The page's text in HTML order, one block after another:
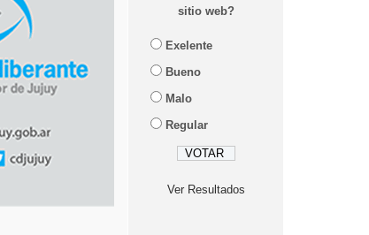
sitio web?
Exelente
Bueno
Malo
Regular
Ver Resultados